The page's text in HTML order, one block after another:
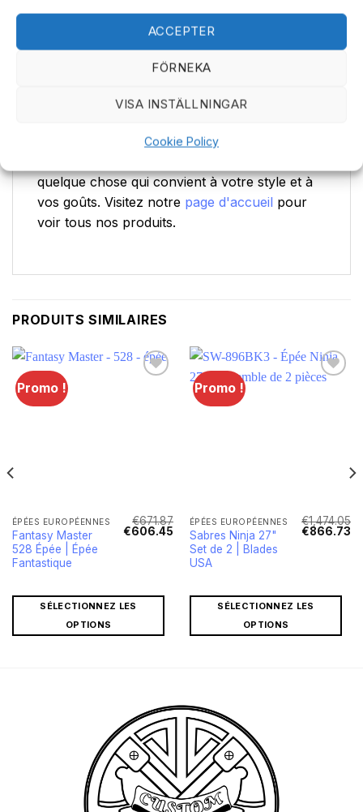
ACCEPTER
FÖRNEKA
VISA INSTÄLLNINGAR
Cookie Policy
600D durable est inclus. Découvrez notre
passionné de cosplay ou que vous appréciez
épée de Fantasy Master vous impressionnera.
quelque chose qui convient à votre style et à
vos goûts. Visitez notre page d'accueil pour
voir tous nos produits.
PRODUITS SIMILAIRES
Promo !
ÉPÉES EUROPÉENNES
Fantasy Master
528 Épée | Épée
Fantastique
€671.87
Le
€606.45
prix
actuel
est :
SÉLECTIONNEZ LES
OPTIONS
Promo !
Lägg till i
ÉPÉES EUROPÉENNES
Sabres Ninja 27"
Set de 2 | Blades
USA
€1,474.05
Le
€866.73
SÉLECTIONNEZ LES
OPTIONS
: